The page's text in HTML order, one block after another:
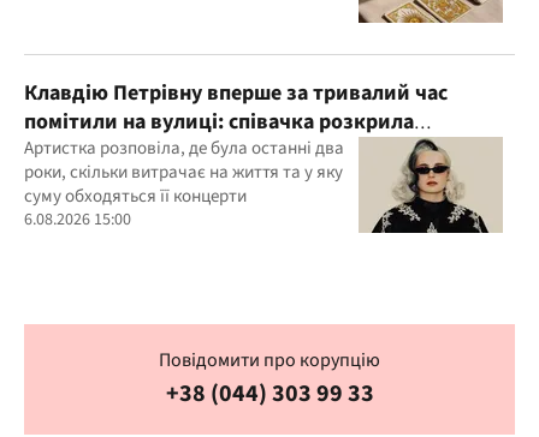
Клавдію Петрівну вперше за тривалий час
помітили на вулиці: співачка розкрила
подробиці свого життя
Артистка розповіла, де була останні два
роки, скільки витрачає на життя та у яку
суму обходяться її концерти
6.08.2026 15:00
Повідомити про корупцію
+38 (044) 303 99 33